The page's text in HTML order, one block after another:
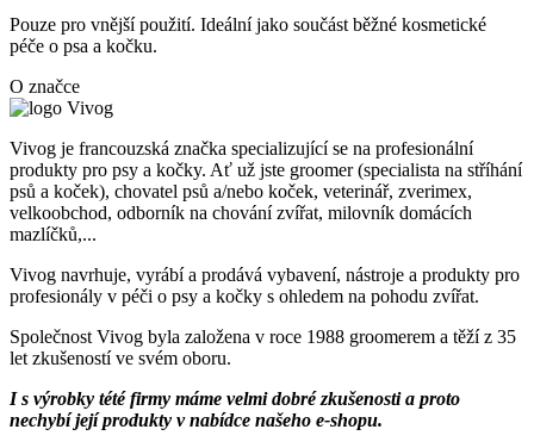
Pouze pro vnější použití. Ideální jako součást běžné kosmetické
péče o psa a kočku.
O značce
Vivog je francouzská značka specializující se na profesionální
produkty pro psy a kočky. Ať už jste groomer (specialista na stříhání
psů a koček), chovatel psů a/nebo koček, veterinář, zverimex,
velkoobchod, odborník na chování zvířat, milovník domácích
mazlíčků,...
Vivog navrhuje, vyrábí a prodává vybavení, nástroje a produkty pro
profesionály v péči o psy a kočky s ohledem na pohodu zvířat.
Společnost Vivog byla založena v roce 1988 groomerem a těží z 35
let zkušeností ve svém oboru.
I s výrobky tété firmy máme velmi dobré zkušenosti a proto
nechybí její produkty v nabídce našeho e-shopu.